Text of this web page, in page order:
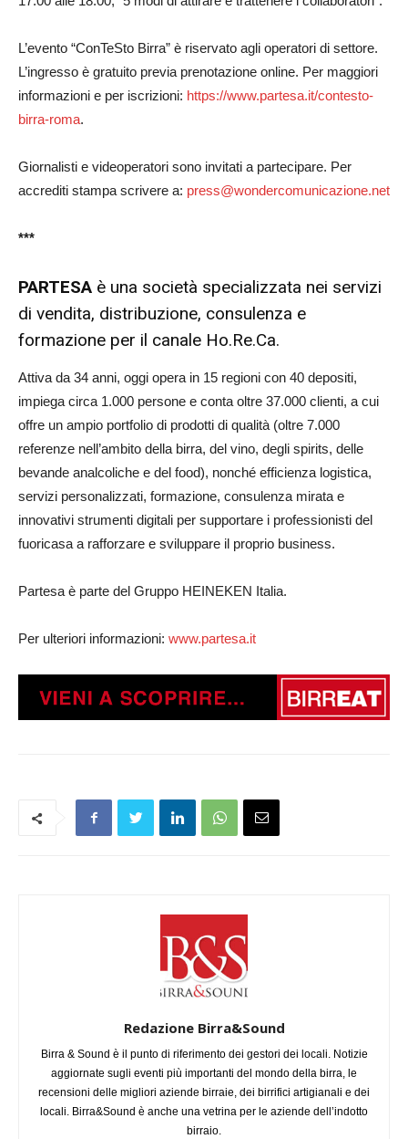
L’evento “ConTeSto Birra” è riservato agli operatori di settore.
L’ingresso è gratuito previa prenotazione online. Per maggiori
informazioni e per iscrizioni: https://www.partesa.it/contesto-
birra-roma.
Giornalisti e videoperatori sono invitati a partecipare. Per
accrediti stampa scrivere a: press@wondercomunicazione.net
***
PARTESA è una società specializzata nei servizi
di vendita, distribuzione, consulenza e
formazione per il canale Ho.Re.Ca.
Attiva da 34 anni, oggi opera in 15 regioni con 40 depositi,
impiega circa 1.000 persone e conta oltre 37.000 clienti, a cui
offre un ampio portfolio di prodotti di qualità (oltre 7.000
referenze nell’ambito della birra, del vino, degli spirits, delle
bevande analcoliche e del food), nonché efficienza logistica,
servizi personalizzati, formazione, consulenza mirata e
innovativi strumenti digitali per supportare i professionisti del
fuoricasa a rafforzare e sviluppare il proprio business.
Partesa è parte del Gruppo HEINEKEN Italia.
Per ulteriori informazioni: www.partesa.it
Redazione Birra&Sound
Birra & Sound è il punto di riferimento dei gestori dei locali. Notizie
aggiornate sugli eventi più importanti del mondo della birra, le
recensioni delle migliori aziende birraie, dei birrifici artigianali e dei
locali. Birra&Sound è anche una vetrina per le aziende dell’indotto
birraio.